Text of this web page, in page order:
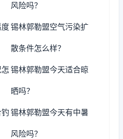
风险吗？
锡林郭勒盟空气污染扩
散条件怎么样？
锡林郭勒盟今天适合晾
晒吗？
锡林郭勒盟今天有中暑
风险吗？